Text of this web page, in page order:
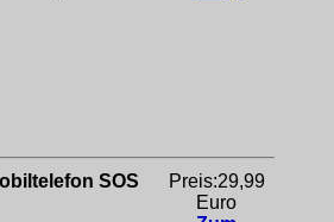
SOS
Preis:29,99
Euro